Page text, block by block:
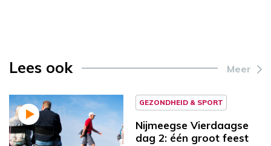
Lees ook Meer
GEZONDHEID & SPORT
Nijmeegse Vierdaagse
dag 2: één groot feest